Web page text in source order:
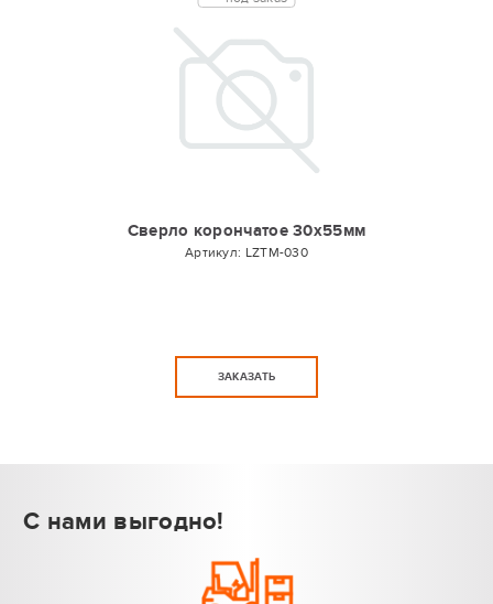
Сверло корончатое 30х55мм
Артикул: LZTM-030
ЗАКАЗАТЬ
С нами выгодно!